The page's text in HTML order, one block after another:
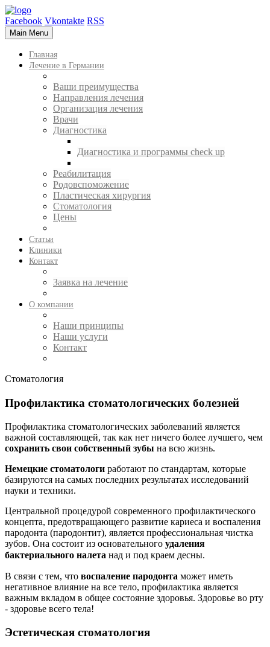
Facebook Vkontakte RSS
Main Menu
Главная
Лечение в Германии
Ваши преимущества
Направления лечения
Организация лечения
Врачи
Диагностика
Диагностика и программы check up
Реабилитация
Родовспоможение
Пластическая хирургия
Стоматология
Цены
Статьи
Клиники
Контакт
Заявка на лечение
О компании
Наши принципы
Наши услуги
Контакт
Стоматология
Профилактика стоматологических болезней
Профилактика стоматологических заболеваний является
важной составляющей, так как нет ничего более лучшего, чем
сохранить свои собственный зубы на всю жизнь.
Немецкие стоматологи работают по стандартам, которые
базируются на самых последних результатах исследований
науки и техники.
Центральной процедурой современного профилактического
концепта, предотвращающего развитие кариеса и воспаления
пародонта (пародонтит), является профессиональная чистка
зубов. Она состоит из основательного удаления
бактериального налета над и под краем десны.
В связи с тем, что воспаление пародонта может иметь
негативное влияние на все тело, профилактика является
важным вкладом в общее состояние здоровья. Здоровье во рту
- здоровье всего тела!
Эстетическая стоматология